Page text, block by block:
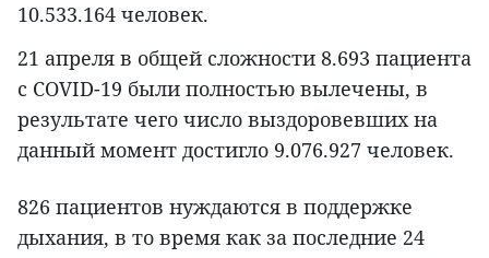
10.533.164 человек.
21 апреля в общей сложности 8.693 пациента
с COVID-19 были полностью вылечены, в
результате чего число выздоровевших на
данный момент достигло 9.076.927 человек.
826 пациентов нуждаются в поддержке
дыхания, в то время как за последние 24